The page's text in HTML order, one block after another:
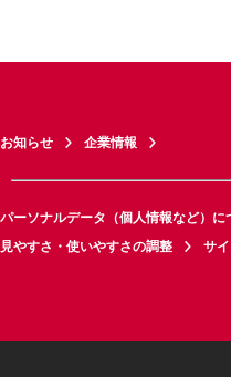
お知らせ 企業情報
パーソナルデータ（個人情報など）に
見やすさ・使いやすさの調整
サ